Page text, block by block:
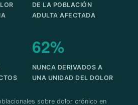
DE LA POBLACIÓN
ADULTA AFECTADA
62%
NUNCA DERIVADOS A
UNA UNIDAD DEL DOLOR
sobre dolor crónico en